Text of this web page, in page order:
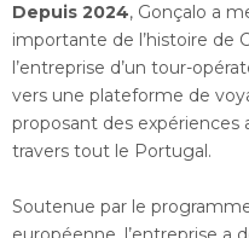
Depuis 2024, Gonçalo a
importante de l’histoire de
l’entreprise d’un tour-
vers une plateforme de
proposant des expériences
travers tout le Portugal.
Soutenue par le